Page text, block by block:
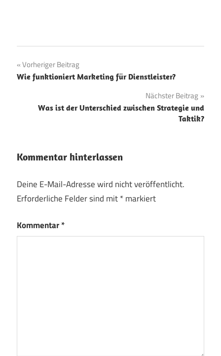
Beitragsnavigation
Vorheriger Beitrag
Wie funktioniert Marketing für Dienstleister?
Nächster Beitrag
Was ist der Unterschied zwischen Strategie und
Taktik?
Kommentar hinterlassen
Deine E-Mail-Adresse wird nicht veröffentlicht.
Erforderliche Felder sind mit*markiert
Kommentar*